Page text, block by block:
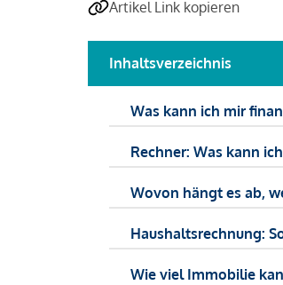
Artikel Link kopieren
Inhaltsverzeichnis
Was kann ich mir
Rechner: Was kann
Wovon hängt es ab,
Haushaltsrechnung:
Wie viel Immobilie